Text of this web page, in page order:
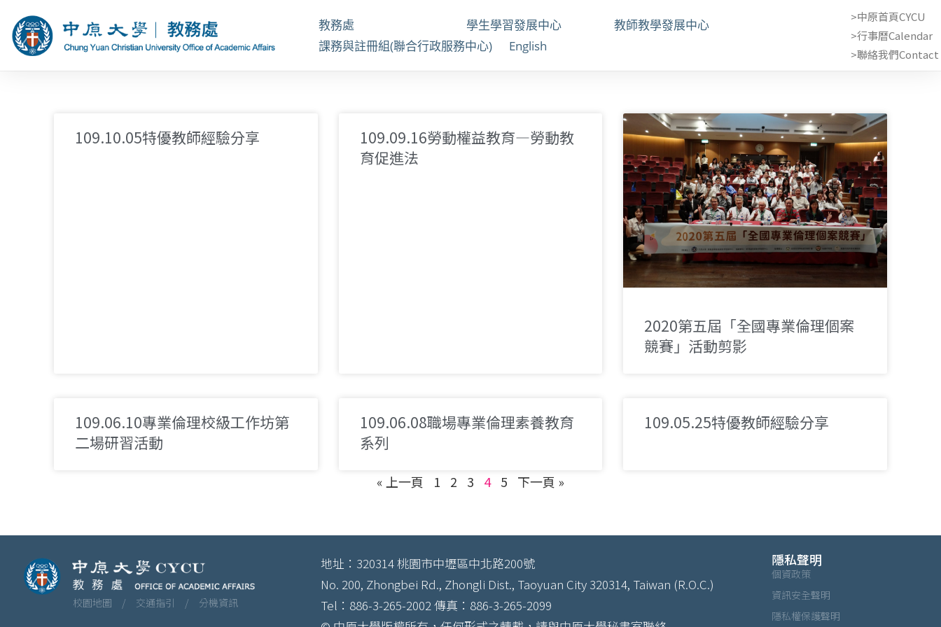
教務處 學生學習發展中心
教師教學發展中心
課務與註冊組(聯合行政服務中心)
English
>中原首頁CYCU
>行事曆Calendar
>聯絡我們Contact
109.10.05特優教師經驗分享
109.09.16勞動權益教育—勞動教
育促進法
2020第五屆「全國專業倫理個案
競賽」活動剪影
109.06.10專業倫理校級工作坊第
二場研習活動
109.06.08職場專業倫理素養教育
系列
109.05.25特優教師經驗分享
« 上一頁 1 2 3 4 5 下一頁 »
校園地圖 / 交通指引 / 分機資訊
地址：320314 桃園市中壢區中北路200號
No. 200, Zhongbei Rd., Zhongli Dist., Taoyuan City 320314, Taiwan (R.O.C.)
Tel：886-3-265-2002 傳真：886-3-265-2099
隱私聲明
個資政策
資訊安全聲明
隱私權保護聲明